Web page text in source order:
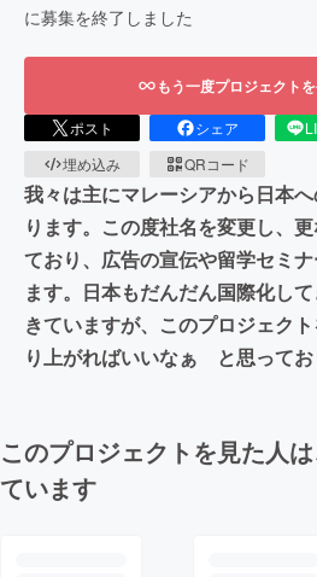
に募集を終了しました
もう一度プロジェクト
ポスト シェア
埋め込み
QRコード
我々は主にマレーシアから日本
ります。この度社名を変更し、
ており、広告の宣伝や留学セミ
ます。日本もだんだん国際化し
きていますが、このプロジェク
り上がればいいなぁ と思ってお
このプロジェクトを見た人
ています